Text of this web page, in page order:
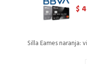
$
Silla Eames